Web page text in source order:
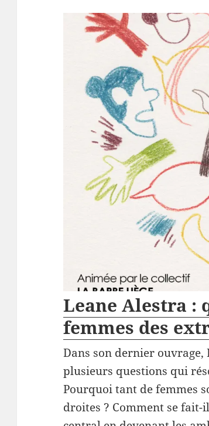
Leane Alestra :
femmes des
Dans son dernier ouvrage,
plusieurs questions qui
Pourquoi tant de femmes
droites ? Comment se